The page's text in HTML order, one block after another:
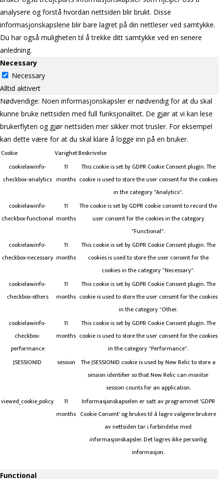
analysere og forstå hvordan nettsiden blir brukt. Disse
informasjonskapslene blir bare lagret på din nettleser ved samtykke.
Du har også muligheten til å trekke ditt samtykke ved en senere
anledning.
Necessary
Necessary
Alltid aktivert
Nødvendige: Noen informasjonskapsler er nødvendig for at du skal
kunne bruke nettsiden med full funksjonalitet. De gjør at vi kan lese
brukerflyten og gjør nettsiden mer sikker mot trusler. For eksempel
kan dette være for at du skal klare å logge inn på en bruker.
Cookie VarighetBeskrivelse
cookielawinfo-
checkbox-analytics
11
months
This cookie is set by GDPR Cookie Consent plugin. The
cookie is used to store the user consent for the cookies
in the category "Analytics".
cookielawinfo-
checkbox-functional
11
months
The cookie is set by GDPR cookie consent to record the
user consent for the cookies in the category
"Functional".
cookielawinfo-
checkbox-necessary
11
months
This cookie is set by GDPR Cookie Consent plugin. The
cookies is used to store the user consent for the
cookies in the category "Necessary".
cookielawinfo-
checkbox-others
11
months
This cookie is set by GDPR Cookie Consent plugin. The
cookie is used to store the user consent for the cookies
in the category "Other.
cookielawinfo-
checkbox-
performance
11
months
This cookie is set by GDPR Cookie Consent plugin. The
cookie is used to store the user consent for the cookies
in the category "Performance".
JSESSIONID
session The JSESSIONID cookie is used by New Relic to store a
session identifier so that New Relic can monitor
session counts for an application.
viewed_cookie_policy
11
months
Informasjonskapselen er satt av programmet 'GDPR
Cookie Consent' og brukes til å lagre valgene brukere
av nettsiden tar i forbindelse med
informasjonskapsler. Det lagres ikke personlig
informasjon.
Functional